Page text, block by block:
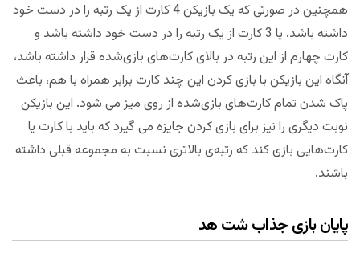
همچنین در صورتی که یک بازیکن 4 کارت از یک رتبه را در دست خود
داشته باشد، یا 3 کارت از یک رتبه را در دست خود داشته باشد و
کارت چهارم از این رتبه در بالای کارت‌های بازی‌شده قرار داشته باشد،
آنگاه این بازیکن با بازی کردن این چند کارت برابر همراه با هم، باعث
پاک شدن تمام کارت‌های بازی‌شده از روی میز می شود. این بازیکن
نوبت دیگری را نیز برای بازی کردن جایزه می گیرد که باید با کارت یا
کارت‌هایی بازی کند که رتبه‌ی بالاتری نسبت به مجموعه قبلی داشته
باشند.
پایان بازی جذاب شت هد